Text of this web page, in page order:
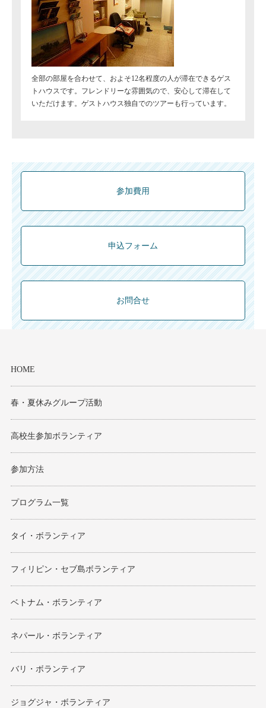
全部の部屋を合わせて、およそ12名程度の人が滞在できるゲス
トハウスです。フレンドリーな雰囲気ので、安心して滞在して
いただけます。ゲストハウス独自でのツアーも行っています。
参加費用
申込フォーム
お問合せ
HOME
春・夏休みグループ活動
高校生参加ボランティア
参加方法
プログラム一覧
タイ・ボランティア
フィリピン・セブ島ボランティア
ベトナム・ボランティア
ネパール・ボランティア
バリ・ボランティア
ジョグジャ・ボランティア